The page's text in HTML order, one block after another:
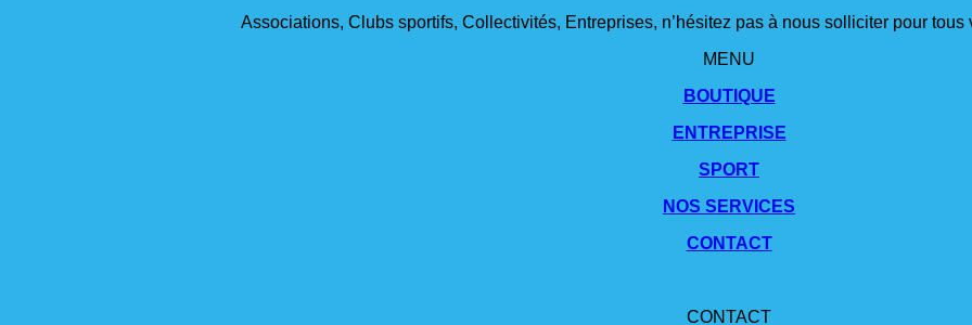
Associations, Clubs sportifs, Collectivités, Entreprises, n’hésitez pas à nous solliciter pour
MENU
BOUTIQUE
ENTREPRISE
SPORT
NOS SERVICES
CONTACT
CONTACT